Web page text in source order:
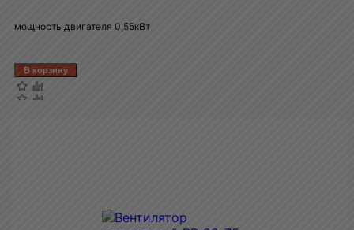
мощность двигателя 0,55кВт